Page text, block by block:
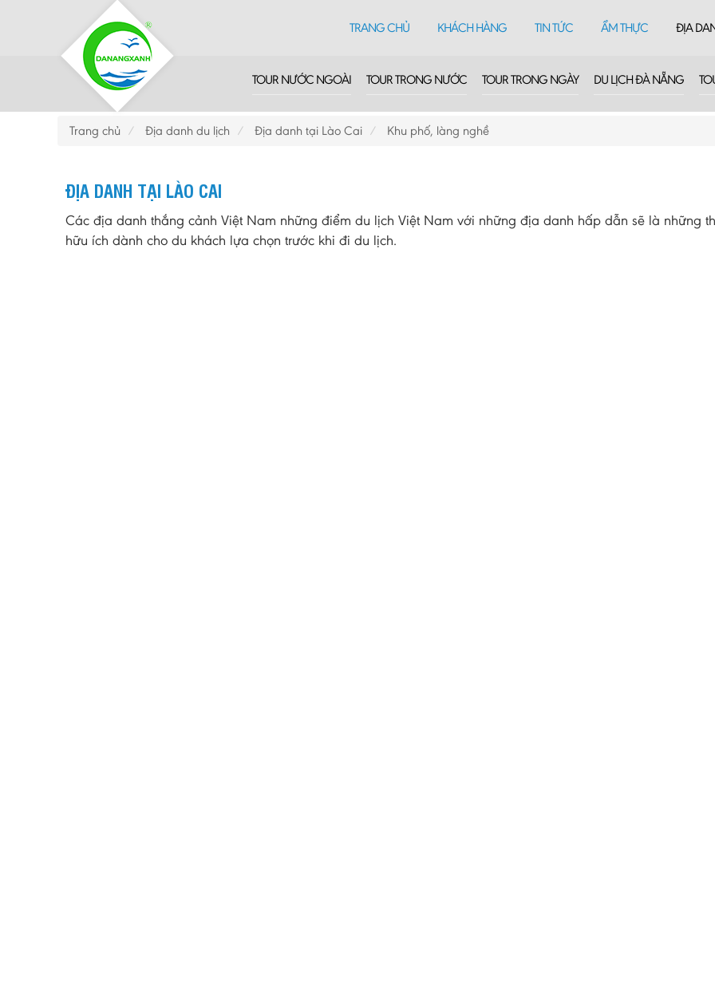
TRANG CHỦ KHÁCH HÀNG TIN TỨC ẨM THỰC ĐỊA
TOUR NƯỚC NGOÀI TOUR TRONG NƯỚC TOUR TRONG NGÀY DU LỊCH ĐÀ NẴNG
Trang chủ Địa danh du lịch Địa danh tại Lào Cai Khu phố, làng nghề
ĐỊA DANH TẠI LÀO CAI
Các địa danh thắng cảnh Việt Nam những điểm du lịch Việt Nam với những địa danh hấp dẫn sẽ là những
hữu ích dành cho du khách lựa chọn trước khi đi du lịch.